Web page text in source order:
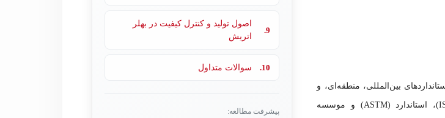
9.
اصول تولید و کنترل کیفیت در بهلر
اتریش
10. سوالات متداول
پیشرفت مطالعه:
بین‌المللی، منطقه‌ای، و
، استاندارد (ASTM) و موسسه